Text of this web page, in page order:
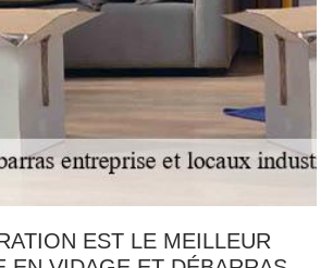
EST LE MEILLEUR